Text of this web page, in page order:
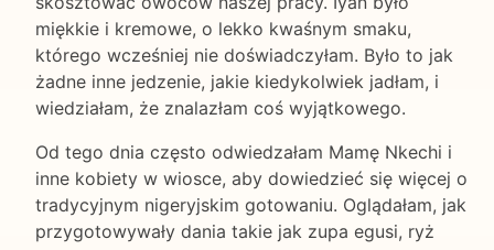
miękkie i kremowe, o lekko kwaśnym smaku,
którego wcześniej nie doświadczyłam. Było to jak
żadne inne jedzenie, jakie kiedykolwiek jadłam, i
wiedziałam, że znalazłam coś wyjątkowego.
Od tego dnia często odwiedzałam Mamę Nkechi i
inne kobiety w wiosce, aby dowiedzieć się więcej o
tradycyjnym nigeryjskim gotowaniu. Oglądałam, jak
przygotowywały dania takie jak zupa egusi, ryż